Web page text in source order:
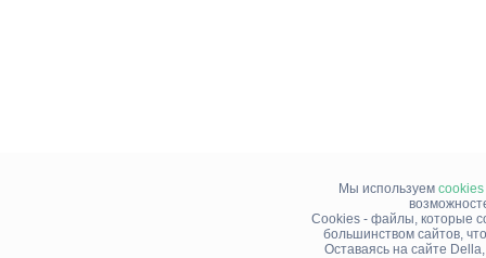
Мы используем cookies
Cookies - файлы, которые
большинством сайтов,
Оставаясь на сайте